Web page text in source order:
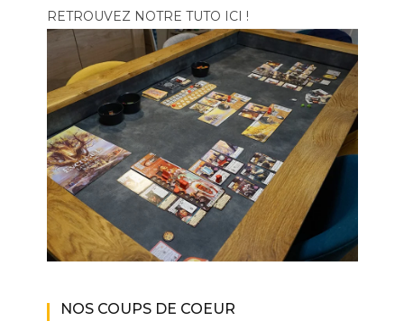
RETROUVEZ NOTRE TUTO ICI !
NOS COUPS DE COEUR